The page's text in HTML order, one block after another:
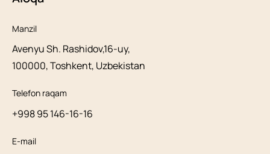
Manzil
Avenyu Sh. Rashidov,16-uy,
100000, Toshkent, Uzbekistan
Telefon raqam
+998 95 146-16-16
E-mail